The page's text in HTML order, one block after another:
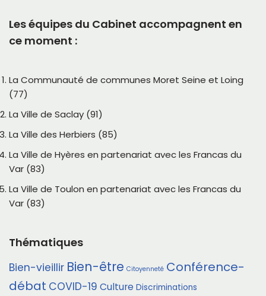
Les équipes du Cabinet accompagnent en
ce moment :
La Communauté de communes Moret Seine et Loing
(77)
La Ville de Saclay (91)
La Ville des Herbiers (85)
La Ville de Hyères en partenariat avec les Francas du
Var (83)
La Ville de Toulon en partenariat avec les Francas du
Var (83)
Thématiques
Bien-vieillir Bien-être Citoyenneté Conférence-
débat COVID-19 Culture Discriminations